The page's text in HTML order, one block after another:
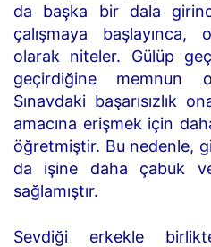
da başka bir dala
çalışmaya başlayınca,
olarak niteler. Gülüp
geçirdiğine memnun
Sınavdaki başarısızlık
amacına erişmek için
öğretmiştir. Bu nedenle,
da işine daha çabuk
sağlamıştır.
Sevdiği erkekle